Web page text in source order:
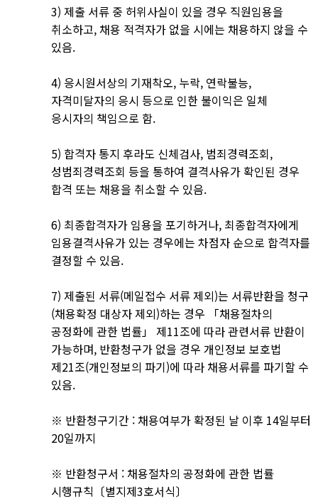
3) 제출 서류 중 허위사실이 있을 경우 직원임용을
취소하고, 채용 적격자가 없을 시에는 채용하지 않을 수
있음.
4) 응시원서상의 기재착오, 누락, 연락불능,
자격미달자의 응시 등으로 인한 불이익은 일체
응시자의 책임으로 함.
5) 합격자 통지 후라도 신체검사, 범죄경력조회,
성범죄경력조회 등을 통하여 결격사유가 확인된 경우
합격 또는 채용을 취소할 수 있음.
6) 최종합격자가 임용을 포기하거나, 최종합격자에게
임용결격사유가 있는 경우에는 차점자 순으로 합격자를
결정할 수 있음.
7) 제출된 서류(메일접수 서류 제외)는 서류반환을 청구
(채용확정 대상자 제외)하는 경우 「채용절차의
공정화에 관한 법률」 제11조에 따라 관련서류 반환이
가능하며, 반환청구가 없을 경우 개인정보 보호법
제21조(개인정보의 파기)에 따라 채용서류를 파기할 수
있음.
※ 반환청구기간 : 채용여부가 확정된 날 이후 14일부터
20일까지
※ 반환청구서 : 채용절차의 공정화에 관한 법률
시행규칙〔별지제3호서식〕